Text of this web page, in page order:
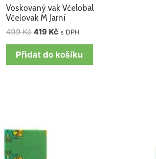
Voskovaný vak Včelobal
Včelovak M Jarní
499Kč 419 Kč s DPH
Přidat do košíku